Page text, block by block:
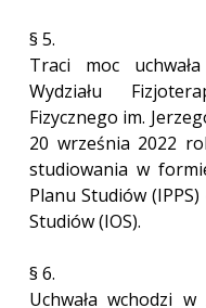
§ 5.
Traci moc
Wydziału
Fizycznego im.
20 września 2022
studiowania w
Planu Studiów
Studiów (IOS).
§ 6.
Uchwała wchodzi